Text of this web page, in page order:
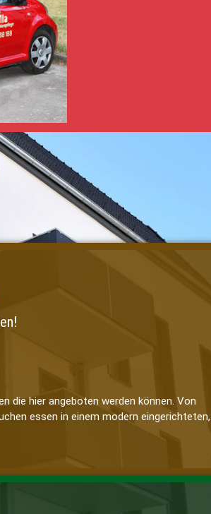
fahren, um unseren Patienten
100 Mitarbeiter sind in Pflegeteams
für ein hohes Maß an Kontinuität
als auch durch externe Dozenten
die hier angeboten werden können. Von
essen in einem modern eingerichteten,